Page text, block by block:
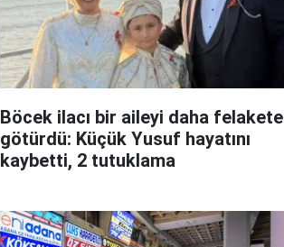
Böcek ilacı bir aileyi daha felakete
götürdü: Küçük Yusuf hayatını
kaybetti, 2 tutuklama